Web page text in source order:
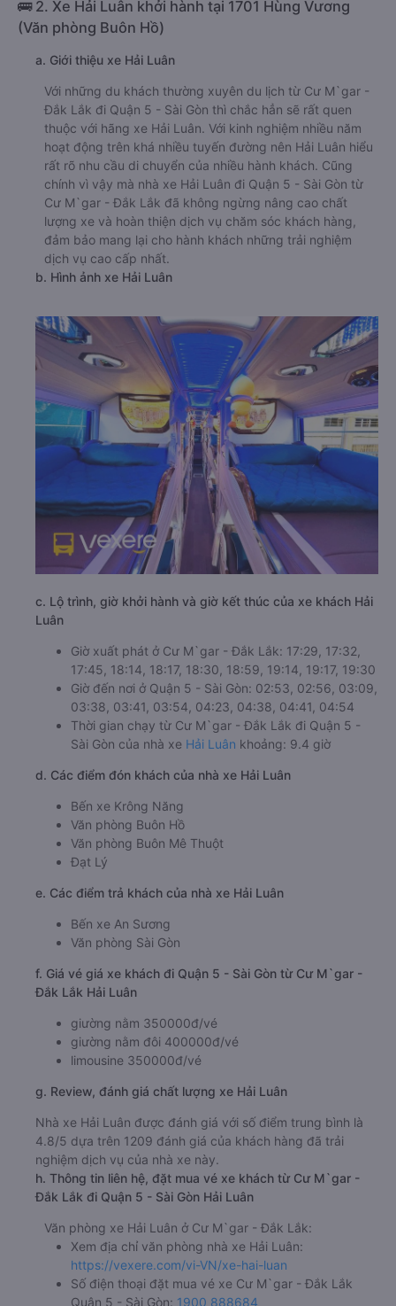
🚌 2. Xe Hải Luân khởi hành tại 1701 Hùng Vương
(Văn phòng Buôn Hồ)
a. Giới thiệu xe Hải Luân
Với những du khách thường xuyên du lịch từ Cư M`gar -
Đắk Lắk đi Quận 5 - Sài Gòn thì chắc hẳn sẽ rất quen
thuộc với hãng xe Hải Luân. Với kinh nghiệm nhiều năm
hoạt động trên khá nhiều tuyến đường nên Hải Luân hiểu
rất rõ nhu cầu di chuyển của nhiều hành khách. Cũng
chính vì vậy mà nhà xe Hải Luân đi Quận 5 - Sài Gòn từ
Cư M`gar - Đắk Lắk đã không ngừng nâng cao chất
lượng xe và hoàn thiện dịch vụ chăm sóc khách hàng,
đảm bảo mang lại cho hành khách những trải nghiệm
dịch vụ cao cấp nhất.
b. Hình ảnh xe Hải Luân
c. Lộ trình, giờ khởi hành và giờ kết thúc của xe khách Hải
Luân
Giờ xuất phát ở Cư M`gar - Đắk Lắk: 17:29, 17:32,
17:45, 18:14, 18:17, 18:30, 18:59, 19:14, 19:17, 19:30
Giờ đến nơi ở Quận 5 - Sài Gòn: 02:53, 02:56, 03:09,
03:38, 03:41, 03:54, 04:23, 04:38, 04:41, 04:54
Thời gian chạy từ Cư M`gar - Đắk Lắk đi Quận 5 -
Sài Gòn của nhà xe Hải Luân khoảng: 9.4 giờ
d. Các điểm đón khách của nhà xe Hải Luân
Bến xe Krông Năng
Văn phòng Buôn Hồ
Văn phòng Buôn Mê Thuột
Đạt Lý
e. Các điểm trả khách của nhà xe Hải Luân
Bến xe An Sương
Văn phòng Sài Gòn
f. Giá vé giá xe khách đi Quận 5 - Sài Gòn từ Cư M`gar -
Đắk Lắk Hải Luân
giường nằm 350000đ/vé
giường nằm đôi 400000đ/vé
limousine 350000đ/vé
g. Review, đánh giá chất lượng xe Hải Luân
Nhà xe Hải Luân được đánh giá với số điểm trung bình là
4.8/5 dựa trên 1209 đánh giá của khách hàng đã trải
nghiệm dịch vụ của nhà xe này.
h. Thông tin liên hệ, đặt mua vé xe khách từ Cư M`gar -
Đắk Lắk đi Quận 5 - Sài Gòn Hải Luân
Văn phòng xe Hải Luân ở Cư M`gar - Đắk Lắk:
Xem địa chỉ văn phòng nhà xe Hải Luân:
https://vexere.com/vi-VN/xe-hai-luan
Số điện thoại đặt mua vé xe Cư M`gar - Đắk Lắk
Quận 5 - Sài Gòn: 1900 888684